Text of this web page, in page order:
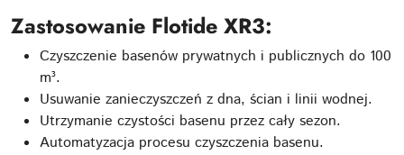
Zastosowanie Flotide XR3:
Czyszczenie basenów prywatnych i publicznych do 100
m³.
Usuwanie zanieczyszczeń z dna, ścian i linii wodnej.
Utrzymanie czystości basenu przez cały sezon.
Automatyzacja procesu czyszczenia basenu.